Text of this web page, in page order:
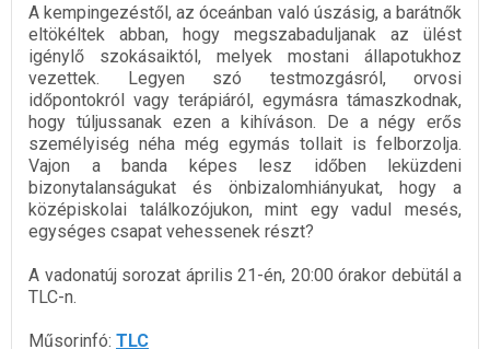
A kempingezéstől, az óceánban való úszásig, a barátnők
eltökéltek abban, hogy megszabaduljanak az ülést
igénylő szokásaiktól, melyek mostani állapotukhoz
vezettek. Legyen szó testmozgásról, orvosi
időpontokról vagy terápiáról, egymásra támaszkodnak,
hogy túljussanak ezen a kihíváson. De a négy erős
személyiség néha még egymás tollait is felborzolja.
Vajon a banda képes lesz időben leküzdeni
bizonytalanságukat és önbizalomhiányukat, hogy a
középiskolai találkozójukon, mint egy vadul mesés,
egységes csapat vehessenek részt?
A vadonatúj sorozat április 21-én, 20:00 órakor debütál a
TLC-n.
Műsorinfó: TLC